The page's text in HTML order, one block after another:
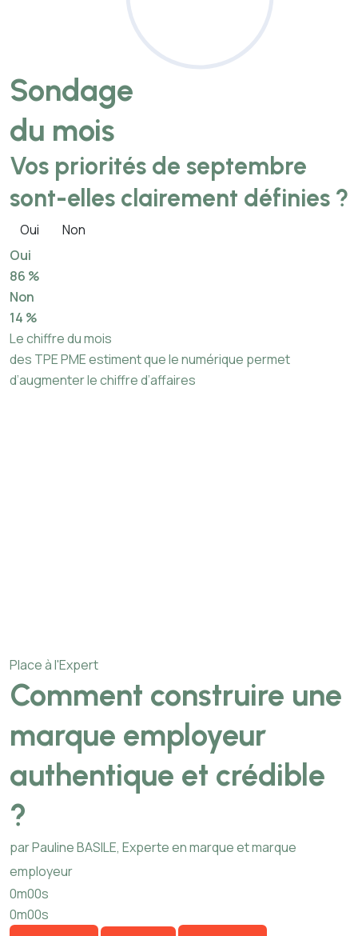
Sondage
du mois
Vos priorités de septembre
sont-elles clairement définies ?
Oui
Non
Oui
86 %
Non
14 %
Le chiffre du mois
des TPE PME estiment que le numérique permet
d’augmenter le chiffre d’affaires
Place à l'Expert
Comment construire une
marque employeur
authentique et crédible
?
par Pauline BASILE, Experte en marque et marque
employeur
0m00s
0m00s